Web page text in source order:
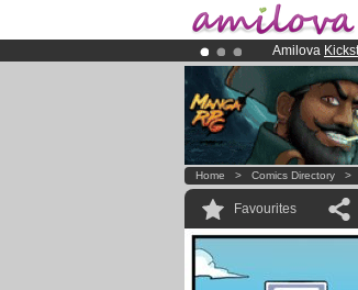
Amilova
Premium
Already
Home > Comics Directory >
Favourites